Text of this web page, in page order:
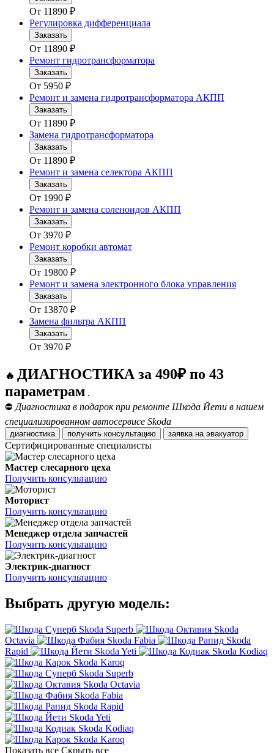
От 11890 ₽
Регулировка дифференциала
Заказать
От 11890 ₽
Ремонт гидротрансформатора
Заказать
От 5950 ₽
Ремонт и замена гидротрансформатора АКПП
Заказать
От 11890 ₽
Замена гидротрансформатора
Заказать
От 11890 ₽
Ремонт и замена селектора АКПП
Заказать
От 1990 ₽
Ремонт и замена соленоидов АКПП
Заказать
От 3970 ₽
Ремонт коробки автомат
Заказать
От 19800 ₽
Ремонт и замена электронного блока управления
Заказать
От 13870 ₽
Замена фильтра АКПП
Заказать
От 3970 ₽
🔥 ДИАГНОСТИКА за 490₽ по 43
параметрам .
⛔ Диагностика в подарок при ремонте Шкода Йети в нашем
специализированном автосервисе Skoda
диагностика получить консультацию заявка на эвакуатор
Сертифицированные специалисты
Мастер слесарного цеха
Получить консультацию
Моторист
Получить консультацию
Менеджер отдела запчастей
Получить консультацию
Электрик-диагност
Получить консультацию
Выбрать другую модель:
Skoda Superb
Skoda
Octavia
Skoda Fabia
Skoda
Rapid
Skoda Yeti
Skoda Kodiaq
Skoda Karoq
Skoda Superb
Skoda Octavia
Skoda Fabia
Skoda Rapid
Skoda Yeti
Skoda Kodiaq
Skoda Karoq
Показать все Скрыть все